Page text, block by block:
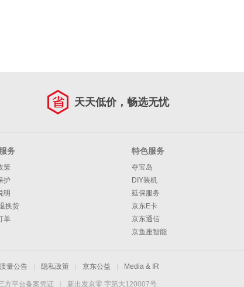
天天低价，畅选无忧
务
策
护
明
换货
单
特色服务
夺宝岛
DIY装机
延保服务
京东E卡
京东通信
京鱼座智能
质量公告 隐私政策 京东公益 Media & IR
方平台备案凭证 新出发京零 字第大120007号